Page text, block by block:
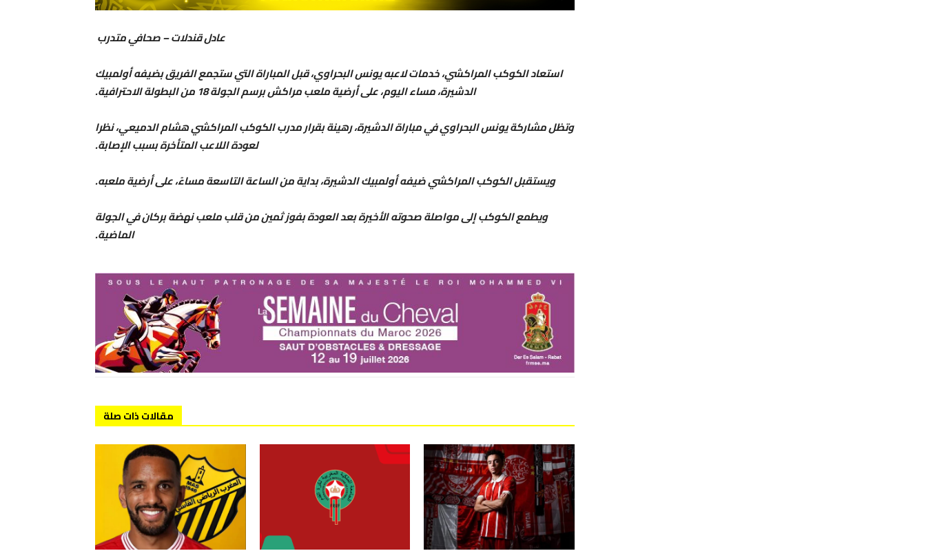
عادل قندلات – صحافي متدرب
استعاد الكوكب المراكشي، خدمات لاعبه يونس البحراوي، قبل المباراة التي ستجمع الفريق بضيفه أولمبيك
الدشيرة، مساء اليوم، على أرضية ملعب مراكش برسم الجولة 18 من البطولة الاحترافية.
وتظل مشاركة يونس البحراوي في مباراة الدشيرة، رهينة بقرار مدرب الكوكب المراكشي هشام الدميعي، نظرا
لعودة اللاعب المتأخرة بسبب الإصابة.
ويستقبل الكوكب المراكشي ضيفه أولمبيك الدشيرة، بداية من الساعة التاسعة مساءً، على أرضية ملعبه.
ويطمع الكوكب إلى مواصلة صحوته الأخيرة بعد العودة بفوز ثمين من قلب ملعب نهضة بركان في الجولة
الماضية.
مقالات ذات صلة